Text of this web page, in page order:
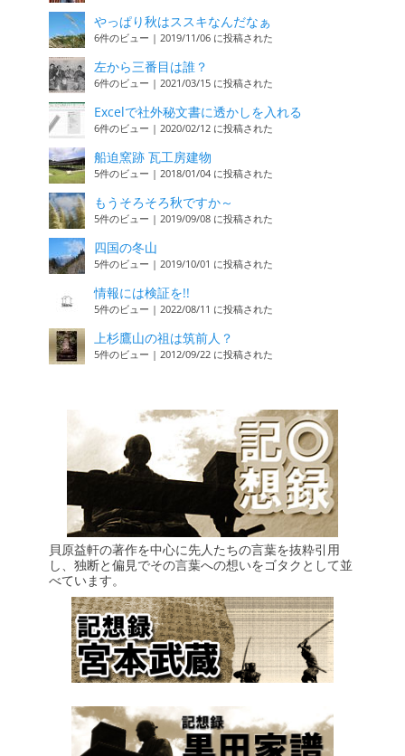
やっぱり秋はススキなんだなぁ
6件のビュー | 2019/11/06 に投稿された
左から三番目は誰？
6件のビュー | 2021/03/15 に投稿された
Excelで社外秘文書に透かしを入れる
6件のビュー | 2020/02/12 に投稿された
船迫窯跡 瓦工房建物
5件のビュー | 2018/01/04 に投稿された
もうそろそろ秋ですか～
5件のビュー | 2019/09/08 に投稿された
四国の冬山
5件のビュー | 2019/10/01 に投稿された
情報には検証を!!
5件のビュー | 2022/08/11 に投稿された
上杉鷹山の祖は筑前人？
5件のビュー | 2012/09/22 に投稿された
貝原益軒の著作を中心に先人たちの言葉を抜粋引用
し、独断と偏見でその言葉への想いをゴタクとして並
べています。